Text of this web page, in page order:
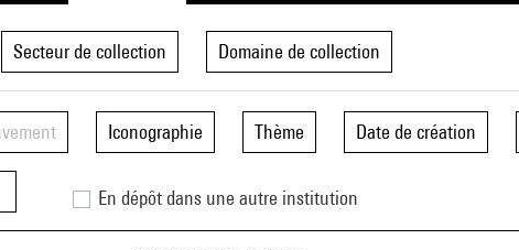
Secteur de collection Domaine de collection
Iconographie Thème Date de création
En dépôt dans une autre institution